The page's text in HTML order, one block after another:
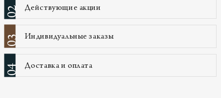
02 Действующие акции
03 Индивидуальные заказы
04 Доставка и оплата